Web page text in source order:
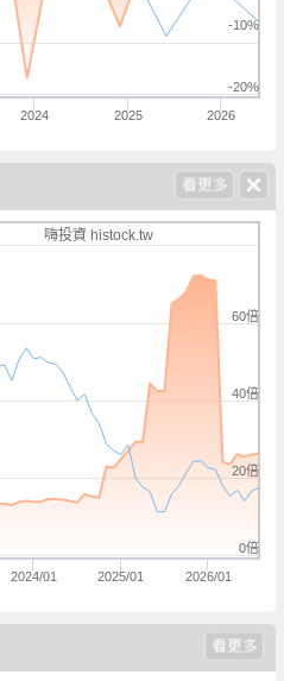
2024 2025 2026
-20%
-10%
嗨投資 histock.tw
2024/01 2025/01 2026/01
0倍
20倍
40倍
60倍